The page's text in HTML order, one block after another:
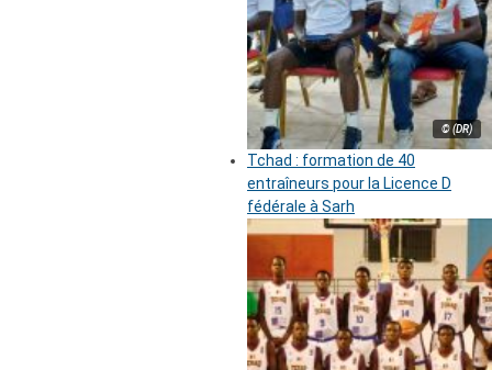
© (DR)
Tchad : formation de 40
entraîneurs pour la Licence D
fédérale à Sarh